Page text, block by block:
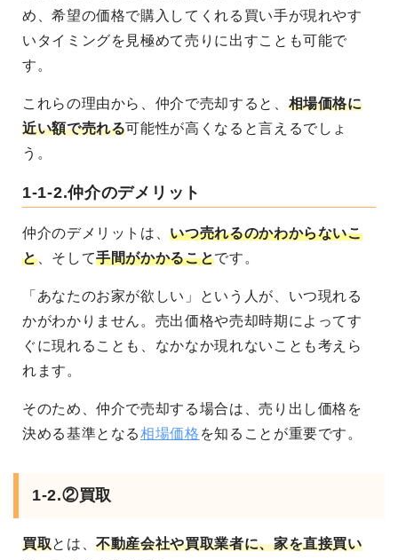
め、希望の価格で購入してくれる買い手が現れやす
いタイミングを見極めて売りに出すことも可能で
す。
これらの理由から、仲介で売却すると、 相場価格に
近い額で売れる可能性が高くなると言えるでしょ
う。
1-1-2.仲介のデメリット
仲介のデメリットは、いつ売れるのかわからないこ
と、そして手間がかかることです。
「あなたのお家が欲しい」という人が、いつ現れる
かがわかりません。売出価格や売却時期によってす
ぐに現れることも、なかなか現れないことも考えら
れます。
そのため、仲介で売却する場合は、売り出し価格を
決める基準となる相場価格 を知ることが重要です。
1-2.②買取
買取とは、不動産会社や買取業者に、家を直接買い